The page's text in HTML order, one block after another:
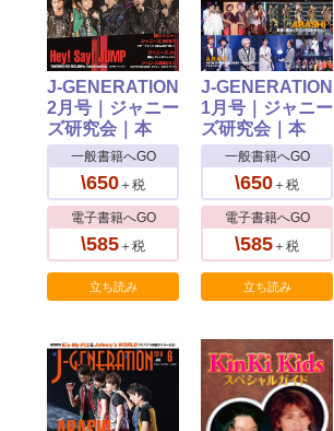
J-GENERATION
2月号｜ジャニー
ズ研究会｜本
一般書籍へGO
\650 ＋税
電子書籍へGO
\585 ＋税
立ち読み
J-GENERATION
1月号｜ジャニー
ズ研究会｜本
一般書籍へGO
\650 ＋税
電子書籍へGO
\585 ＋税
立ち読み